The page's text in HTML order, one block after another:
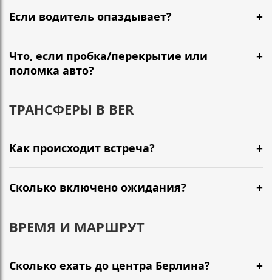
Если водитель опаздывает?
Что, если пробка/перекрытие или
поломка авто?
ТРАНСФЕРЫ В BER
Как происходит встреча?
Сколько включено ожидания?
ВРЕМЯ И МАРШРУТ
Сколько ехать до центра Берлина?